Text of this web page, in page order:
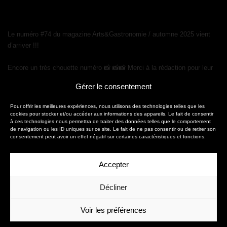
Gérer le consentement
Pour offrir les meilleures expériences, nous utilisons des technologies telles que les
cookies pour stocker et/ou accéder aux informations des appareils. Le fait de consentir
à ces technologies nous permettra de traiter des données telles que le comportement
de navigation ou les ID uniques sur ce site. Le fait de ne pas consentir ou de retirer son
consentement peut avoir un effet négatif sur certaines caractéristiques et fonctions.
Accepter
Décliner
Voir les préférences
Le numéro #74 du magazine Arts&Gastronomie / automne 2025 vient
d’arriver !!!
Encore un très chouette numéro 📸 📸📸 Merci à la rédaction pour leur
06 58 43 34 66